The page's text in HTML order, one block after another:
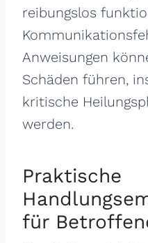
reibungslos
Anweisungen
Schäden führen,
kritische
werden.
Praktische
für